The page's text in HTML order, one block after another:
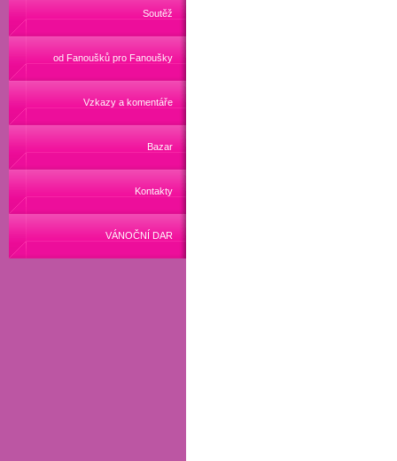
Soutěž
od Fanoušků pro Fanoušky
Vzkazy a komentáře
Bazar
Kontakty
VÁNOČNÍ DAR